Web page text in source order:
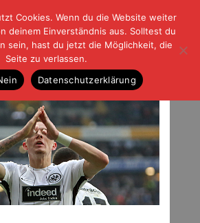
GFußball und der Rest
|IMPRESSUM |DATENSCHUTZ
Uhr
Cookies. Wenn du die Website weiter
deinem Einverständnis aus. Solltest du
sein, hast du jetzt die Möglichkeit, die
Seite zu verlassen.
Datenschutzerklärung